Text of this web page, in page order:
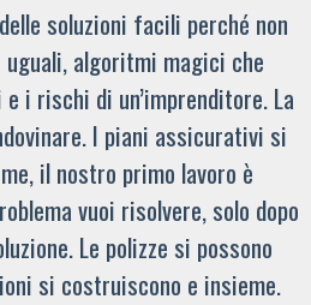
soluzioni facili perché non
algoritmi magici che
i rischi di un’imprenditore. La
I piani assicurativi si
il nostro primo lavoro è
vuoi risolvere, solo dopo
Le polizze si possono
si costruiscono e insieme.